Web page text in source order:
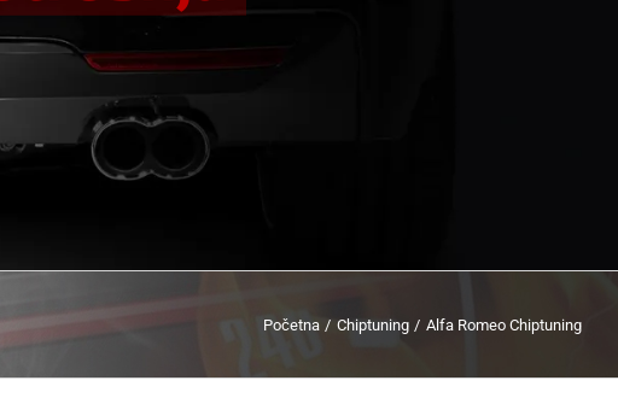
Početna Chiptuning Alfa Romeo Chiptuning